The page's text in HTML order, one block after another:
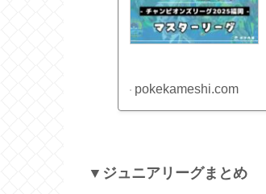
pokekameshi.com
▼ジュニアリーグまとめ